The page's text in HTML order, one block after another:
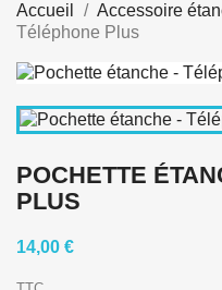
Accueil Accessoire
Téléphone Plus
POCHETTE
PLUS
14,00 €